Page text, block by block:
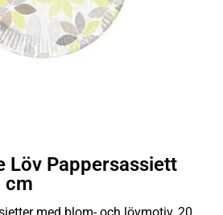
Löv Pappersassiett
cm